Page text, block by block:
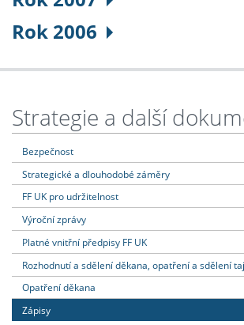
Rok 2006
Strategie a další
Bezpečnost
Strategické a dlouhodobé záměry
FF UK pro udržitelnost
Výroční zprávy
Platné vnitřní předpisy FF UK
Rozhodnutí a sdělení děkana, opatření a sdělení
Opatření děkana
Zápisy